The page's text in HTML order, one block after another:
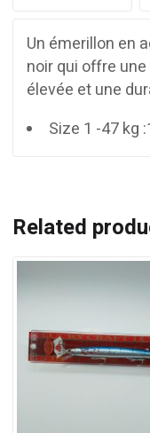
Un émerillon en
noir qui offre
élevée et une
Size 1 -47 kg
Related